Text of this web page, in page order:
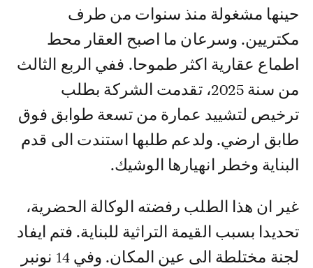
حينها مشغولة منذ سنوات من طرف
مكتريين. وسرعان ما اصبح العقار محط
اطماع عقارية اكثر طموحا. ففي الربع الثالث
من سنة 2025، تقدمت الشركة بطلب
ترخيص لتشييد عمارة من تسعة طوابق فوق
طابق ارضي. ولدعم طلبها استندت الى قدم
البناية وخطر انهيارها الوشيك.
غير ان هذا الطلب رفضته الوكالة الحضرية،
تحديدا بسبب القيمة التراثية للبناية. فتم ايفاد
لجنة مختلطة الى عين المكان. وفي 14 نونبر